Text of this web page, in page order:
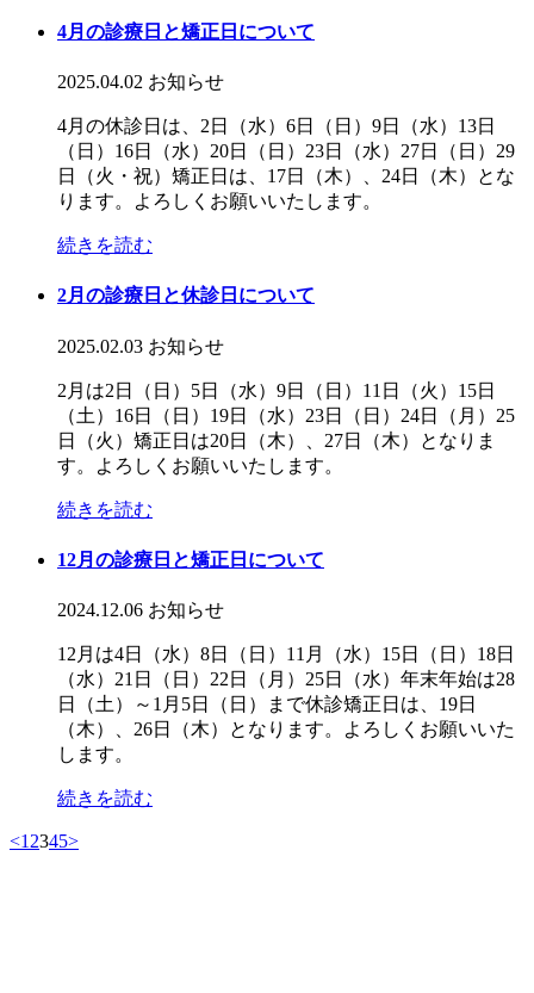
4月の診療日と矯正日について
2025.04.02 お知らせ
4月の休診日は、2日（水）6日（日）9日（水）13日
（日）16日（水）20日（日）23日（水）27日（日）29
日（火・祝）矯正日は、17日（木）、24日（木）とな
ります。よろしくお願いいたします。
続きを読む
2月の診療日と休診日について
2025.02.03 お知らせ
2月は2日（日）5日（水）9日（日）11日（火）15日
（土）16日（日）19日（水）23日（日）24日（月）25
日（火）矯正日は20日（木）、27日（木）となりま
す。よろしくお願いいたします。
続きを読む
12月の診療日と矯正日について
2024.12.06 お知らせ
12月は4日（水）8日（日）11月（水）15日（日）18日
（水）21日（日）22日（月）25日（水）年末年始は28
日（土）～1月5日（日）まで休診矯正日は、19日
（木）、26日（木）となります。よろしくお願いいた
します。
続きを読む
<1 2345>